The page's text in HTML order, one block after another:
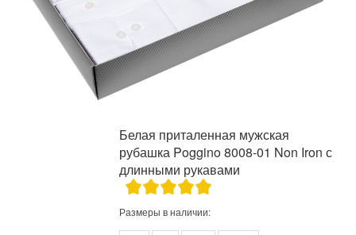
Белая приталенная мужская
рубашка Poggino 8008-01 Non Iron с
длинными рукавами
Размеры в наличии: